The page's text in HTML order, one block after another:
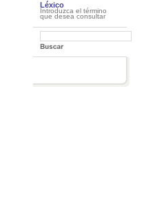
Léxico
Introduzca el término
que desea consultar